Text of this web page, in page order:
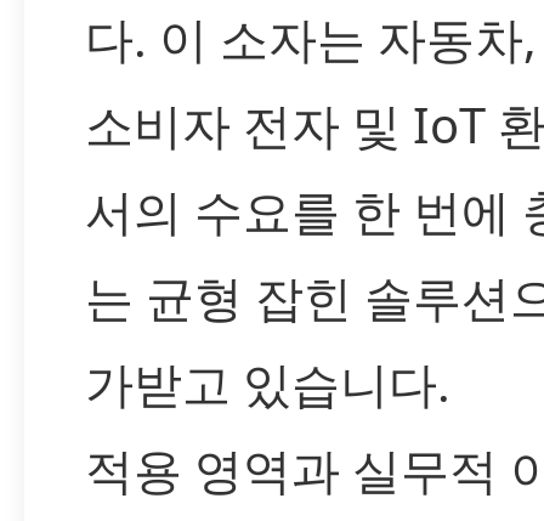
다. 이 소자는 자동차
소비자 전자 및 IoT
서의 수요를 한 번에
는 균형 잡힌 솔루션
가받고 있습니다.
적용 영역과 실무적